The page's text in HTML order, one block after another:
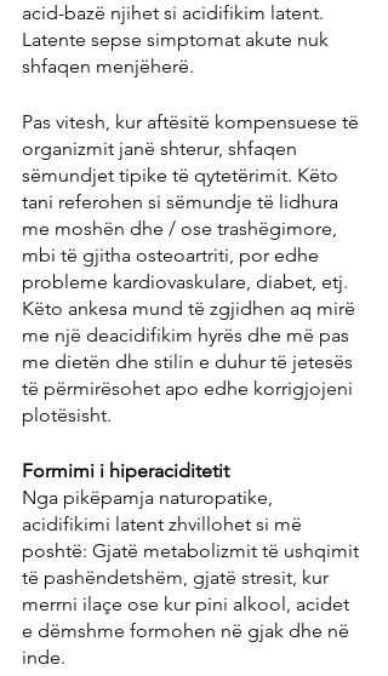
acid-bazë njihet si acidifikim latent.
Latente sepse simptomat akute nuk
shfaqen menjëherë.
Pas vitesh, kur aftësitë kompensuese të
organizmit janë shterur, shfaqen
sëmundjet tipike të qytetërimit. Këto
tani referohen si sëmundje të lidhura
me moshën dhe / ose trashëgimore,
mbi të gjitha osteoartriti, por edhe
probleme kardiovaskulare, diabet, etj.
Këto ankesa mund të zgjidhen aq mirë
me një deacidifikim hyrës dhe më pas
me dietën dhe stilin e duhur të jetesës
të përmirësohet apo edhe korrigjojeni
plotësisht.
Formimi i hiperaciditetit
Nga pikëpamja naturopatike,
acidifikimi latent zhvillohet si më
poshtë: Gjatë metabolizmit të ushqimit
të pashëndetshëm, gjatë stresit, kur
merrni ilaçe ose kur pini alkool, acidet
e dëmshme formohen në gjak dhe në
inde.